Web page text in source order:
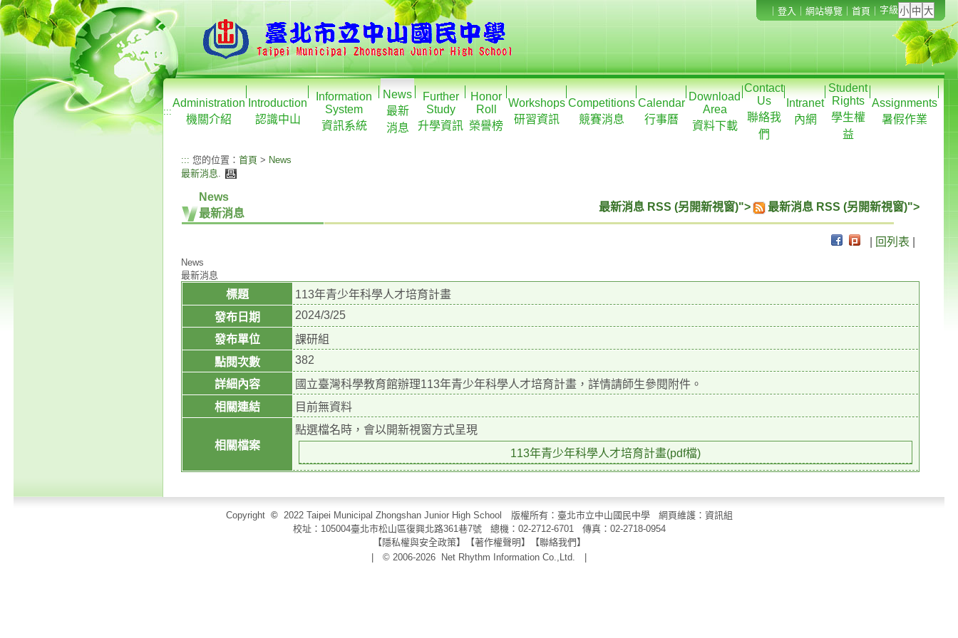
登入 網站導覽 首頁 字級
:::
Administration
機關介紹
Introduction
認識中山
Information
System
資訊系統
News
最新
消息
Further
Study
升學資訊
Honor
Roll
榮譽榜
Workshops
研習資訊
Competitions
競賽消息
Calendar
行事曆
Download
Area
資料下載
Contact
Us
聯絡我
們
Intranet
內網
Student
Rights
學生權
益
Assignments
暑假作業
::: 您的位置： 首頁 > News
最新消息.
News
最新消息
最新消息 RSS (另開新視窗)"> 最新消息 RSS (另開新視窗)">
回列表
News
最新消息
標題
113年青少年科學人才培育計畫
發布日期
2024/3/25
發布單位
課研組
點閱次數
382
詳細內容
國立臺灣科學教育館辦理113年青少年科學人才培育計畫，詳情請師生參閱附件。
相關連結
目前無資料
相關檔案
點選檔名時，會以開新視窗方式呈現
113年青少年科學人才培育計畫(pdf檔)
Copyright © 2022 Taipei Municipal Zhongshan Junior High School 版權所有：臺北市立中山國民中學 網頁維護：資訊組
校址：105004臺北市松山區復興北路361巷7號 總機：02-2712-6701 傳真： 02-2718-0954
【隱私權與安全政策】【著作權聲明 】 【聯絡我們 】
| © 2006-2026
Net Rhythm Information Co.,Ltd.